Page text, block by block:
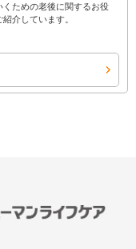
くための老後に関するお役
介しています。